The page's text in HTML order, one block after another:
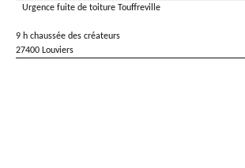
Urgence fuite de toiture Touffreville
9 h chaussée des créateurs
27400 Louviers